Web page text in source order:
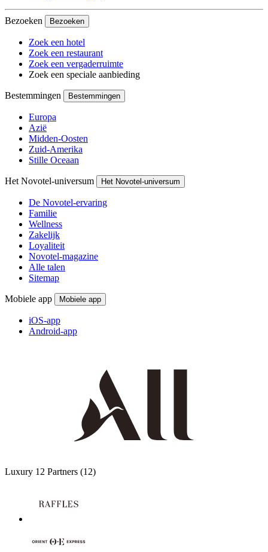
Bezoeken Bezoeken
Zoek een hotel
Zoek een restaurant
Zoek een vergaderruimte
Zoek een speciale aanbieding
Bestemmingen Bestemmingen
Europa
Azië
Midden-Oosten
Zuid-Amerika
Stille Oceaan
Het Novotel-universum Het Novotel-universum
De Novotel-ervaring
Familie
Wellness
Zakelijk
Loyaliteit
Novotel-magazine
Alle talen
Sitemap
Mobiele app Mobiele app
iOS-app
Android-app
Luxury 12 Partners (12)